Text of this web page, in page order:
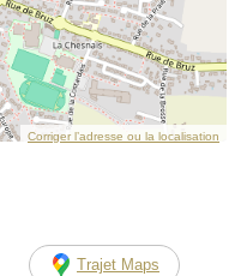
Corriger l’adresse ou la localisation
Trajet Maps